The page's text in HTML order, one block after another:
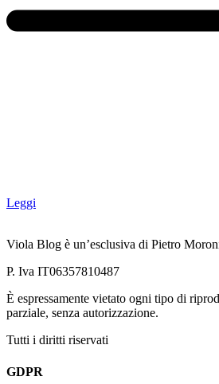
Leggi
Viola Blog è un’esclusiva di Pietro
P. Iva IT06357810487
È espressamente vietato ogni tipo di
parziale, senza autorizzazione.
Tutti i diritti riservati
GDPR